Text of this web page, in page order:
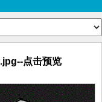
点击预览